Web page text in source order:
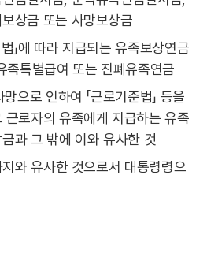
상금 또는 사망보상금
」에 따라 지급되는 유족보상연금
족특별급여 또는 진폐유족연금
으로 인하여 「근로기준법」 등을
근로자의 유족에게 지급하는 유족
과 그 밖에 이와 유사한 것
와 유사한 것으로서 대통령령으